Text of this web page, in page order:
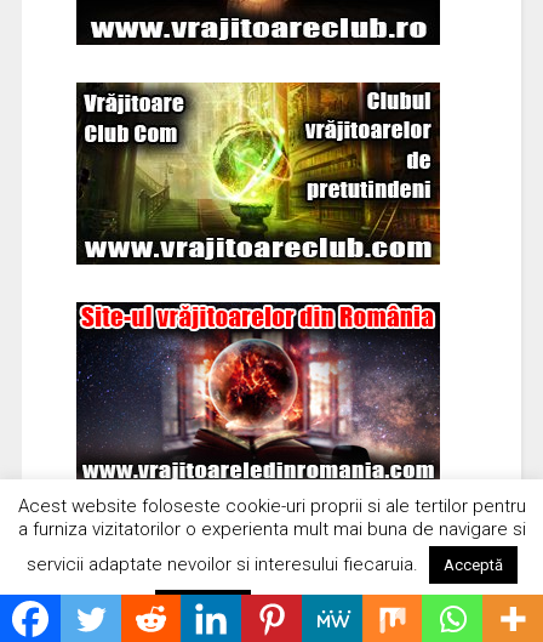
Acest website foloseste cookie-uri proprii si ale tertilor pentru
a furniza vizitatorilor o experienta mult mai buna de navigare si
servicii adaptate nevoilor si interesului fiecaruia.
Acceptă
Respinge Citește mai mult